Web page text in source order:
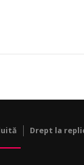
Drept la